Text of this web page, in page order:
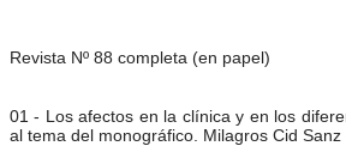
Revista Nº 88 completa (en papel)
01 - Los afectos en la clínica y en los
al tema del monográfico. Milagros Cid Sanz